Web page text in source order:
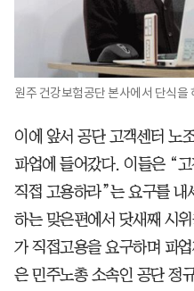
원주 건강보험공단 본사에서 단식을
이에 앞서 공단 고객센터 노
파업에 들어갔다. 이들은 “
직접 고용하라”는 요구를 내
하는 맞은편에서 닷새째 시
가 직접고용을 요구하며 파
은 민주노총 소속인 공단 정